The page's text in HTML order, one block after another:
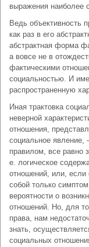
выражения наиболее
Ведь объективность
как раз в его
абстрактная форма
а вовсе не в
фактическими
социальностью. И
распространенную
Иная трактовка
неверной
отношения,
социальное
правилом, все равно
е. логическое
отношений, или, если
собой только
вероятности о
отношений. Но, для
права, нам
знать,
социальных